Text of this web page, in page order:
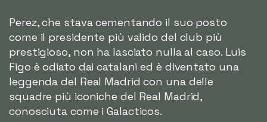
Perez, che stava cementando il suo posto
come il presidente più valido del club più
prestigioso, non ha lasciato nulla al caso. Luis
Figo è odiato dai catalani ed è diventato una
leggenda del Real Madrid con una delle
squadre più iconiche del Real Madrid,
conosciuta come i Galacticos.